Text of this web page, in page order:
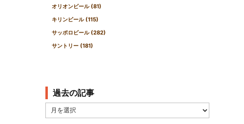
オリオンビール (81)
キリンビール (115)
サッポロビール (282)
サントリー (181)
過去の記事
去